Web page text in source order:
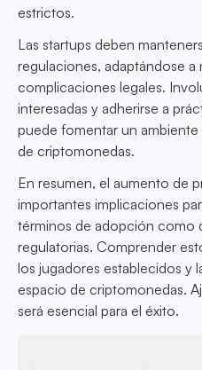
estrictos.
Las startups deben
regulaciones, adaptándose a
complicaciones legales.
interesadas y adherirse a
puede fomentar un ambiente
de criptomonedas.
En resumen, el aumento de
importantes implicaciones
términos de adopción como
regulatorias. Comprender
los jugadores establecidos y
espacio de criptomonedas.
será esencial para el éxito.